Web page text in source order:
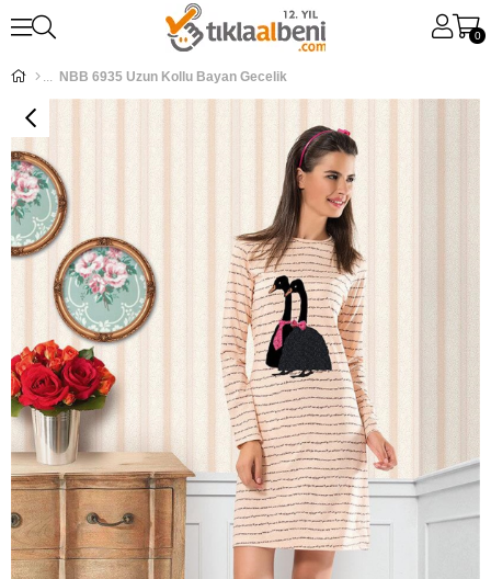
0
NBB 6935 Uzun Kollu Bayan Gecelik